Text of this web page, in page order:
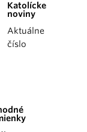
Katolícke
noviny
Aktuálne
číslo